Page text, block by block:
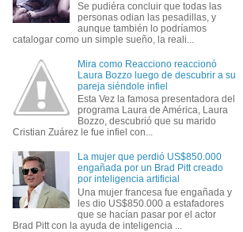
Se pudiéra concluir que todas las
personas odian las pesadillas, y
aunque también lo podríamos
catalogar como un simple sueño, la reali...
Mira como Reacciono reaccionó
Laura Bozzo luego de descubrir a su
pareja siéndole infiel
Esta Vez la famosa presentadora del
programa Laura de América, Laura
Bozzo, descubrió que su marido
Cristian Zuárez le fue infiel con...
La mujer que perdió US$850.000
engañada por un Brad Pitt creado
por inteligencia artificial
Una mujer francesa fue engañada y
les dio US$850.000 a estafadores
que se hacían pasar por el actor
Brad Pitt con la ayuda de inteligencia ...